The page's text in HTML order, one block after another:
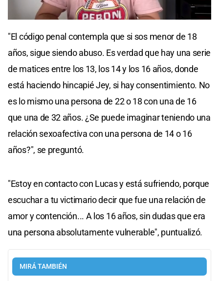
seconds
of
seconds
"El código penal contempla que si sos menor de 18
años, sigue siendo abuso. Es verdad que hay una serie
de matices entre los 13, los 14 y los 16 años, donde
está haciendo hincapié Jey, si hay consentimiento. No
es lo mismo una persona de 22 o 18 con una de 16
que una de 32 años. ¿Se puede imaginar teniendo una
relación sexoafectiva con una persona de 14 o 16
años?", se preguntó.
"Estoy en contacto con Lucas y está sufriendo, porque
escuchar a tu victimario decir que fue una relación de
amor y contención... A los 16 años, sin dudas que era
una persona absolutamente vulnerable", puntualizó.
MIRÁ TAMBIÉN